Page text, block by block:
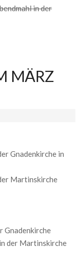
in der
MÄRZ
Gnadenkirche in
Martinskirche
Gnadenkirche
der Martinskirche